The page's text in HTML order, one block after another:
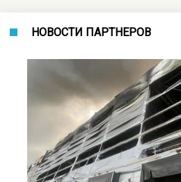
НОВОСТИ ПАРТНЕРОВ